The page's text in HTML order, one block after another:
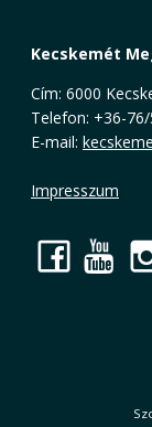
Kecskemét
Cím: 6000
Telefon: +36-
E-mail:
Impresszum